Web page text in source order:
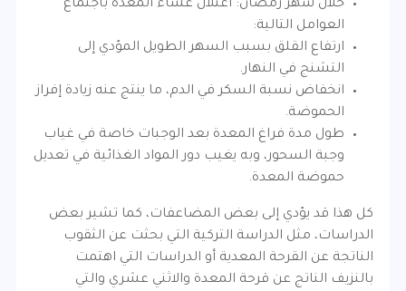
خلال شهر رمضان: اعتلال غشاء المعدة باجتماع
العوامل التالية:
ارتفاع القلق بسبب السهر الطويل المؤدي إلى
التشنج في النهار.
انخفاض نسبة السكر في الدم، ما ينتج عنه زيادة إفراز
الحموضة.
طول مدة فراغ المعدة بعد الوجبات خاصة في غياب
وجبة السحور، وبه يغيب دور المواد الغذائية في تعديل
حموضة المعدة.
كل هذا قد يؤدي إلى بعض المضاعفات، كما تشير بعض
الدراسات، مثل الدراسة التركية التي بحثت عن الثقوب
الناتجة عن القرحة المعدية أو الدراسات التي اهتمت
بالنزيف الناتج عن قرحة المعدة والاثني عشري والتي